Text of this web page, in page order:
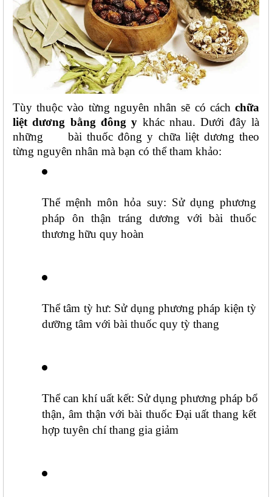
Tùy thuộc vào từng nguyên nhân sẽ có cách chữa
liệt dương bằng đông y khác nhau. Dưới đây là
những
bài thuốc đông y chữa liệt dương theo
từng nguyên nhân mà bạn có thể tham khảo:
Thể mệnh môn hỏa suy: Sử dụng phương
pháp ôn thận tráng dương với bài thuốc
thương hữu quy hoàn
Thể tâm tỳ hư: Sử dụng phương pháp kiện tỳ
dưỡng tâm với bài thuốc quy tỳ thang
Thể can khí uất kết: Sử dụng phương pháp bổ
thận, âm thận với bài thuốc Đại uất thang kết
hợp tuyên chí thang gia giảm